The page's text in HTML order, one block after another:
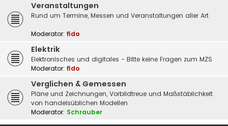
Veranstaltungen
Rund um Termine, Messen und Veranstaltungen aller Art
Moderator: fido
Elektrik
Elektronisches und digitales - Bitte keine Fragen zum MZS
Moderator: fido
Verglichen & Gemessen
Pläne und Zeichnungen, Vorbildtreue und Maßstäblichkeit
von handelsüblichen Modellen
Moderator: Schrauber